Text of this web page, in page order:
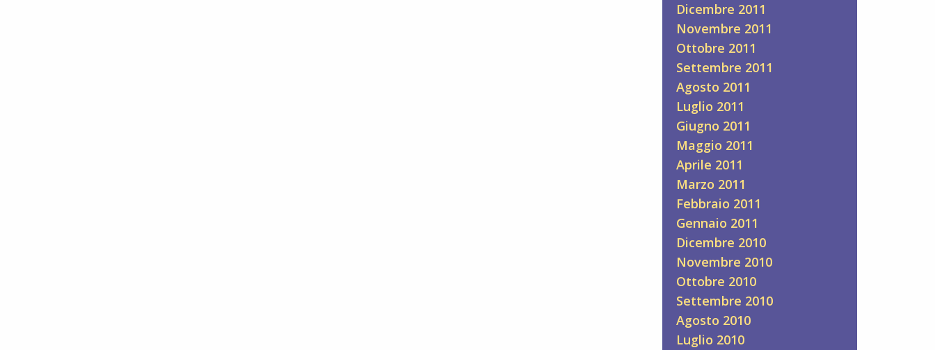
Dicembre 2011
Novembre 2011
Ottobre 2011
Settembre 2011
Agosto 2011
Luglio 2011
Giugno 2011
Maggio 2011
Aprile 2011
Marzo 2011
Febbraio 2011
Gennaio 2011
Dicembre 2010
Novembre 2010
Ottobre 2010
Settembre 2010
Agosto 2010
Luglio 2010